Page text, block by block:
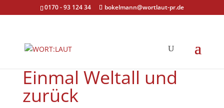
0170 - 93 124 34 bokelmann@wortlaut-pr.de
Einmal Weltall und
zurück